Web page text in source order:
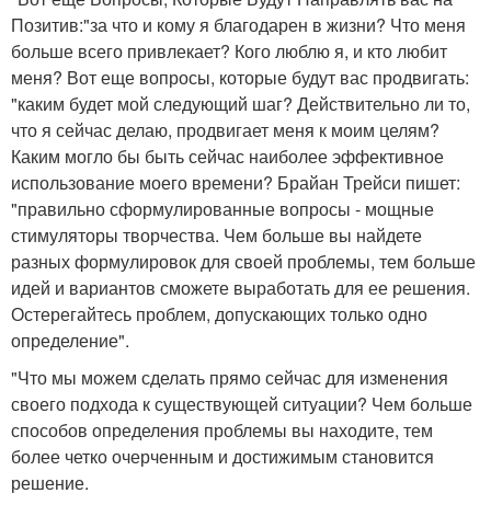
Позитив:"за что и кому я благодарен в жизни? Что меня
больше всего привлекает? Кого люблю я, и кто любит
меня? Вот еще вопросы, которые будут вас продвигать:
"каким будет мой следующий шаг? Действительно ли то,
что я сейчас делаю, продвигает меня к моим целям?
Каким могло бы быть сейчас наиболее эффективное
использование моего времени? Брайан Трейси пишет:
"правильно сформулированные вопросы - мощные
стимуляторы творчества. Чем больше вы найдете
разных формулировок для своей проблемы, тем больше
идей и вариантов сможете выработать для ее решения.
Остерегайтесь проблем, допускающих только одно
определение".
"Что мы можем сделать прямо сейчас для изменения
своего подхода к существующей ситуации? Чем больше
способов определения проблемы вы находите, тем
более четко очерченным и достижимым становится
решение.